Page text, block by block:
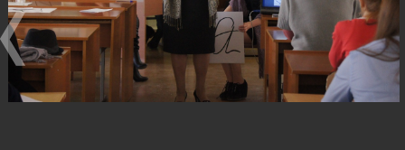
Главная О библиотеке Фотогалерея Ахматова